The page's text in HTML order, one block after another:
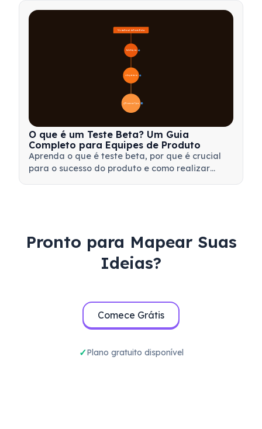
sua equipe.
🔍 Definição
🎯 Importância
📋 Processo e Tipos
Visão Geral do Teste Beta
O que é um Teste Beta? Um Guia
Completo para Equipes de Produto
Aprenda o que é teste beta, por que é crucial
para o sucesso do produto e como realizar
Pronto para Mapear Suas
Ideias?
Comece Grátis
Plano gratuito disponível